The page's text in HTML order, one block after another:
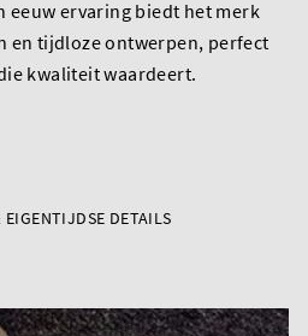
eeuw ervaring biedt het merk
en tijdloze ontwerpen, perfect
kwaliteit waardeert.
DETAILS